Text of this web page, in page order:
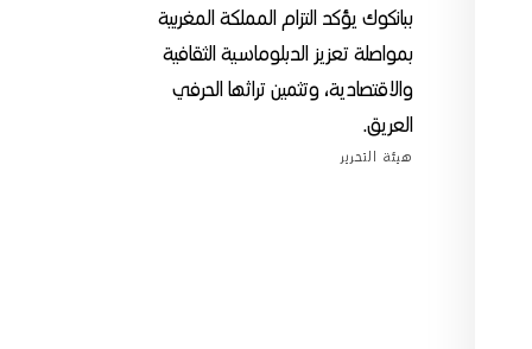
ببانكوك يؤكد التزام المملكة المغربية
بمواصلة تعزيز الدبلوماسية الثقافية
والاقتصادية، وتثمين تراثها الحرفي
العريق.
هيئة التحرير